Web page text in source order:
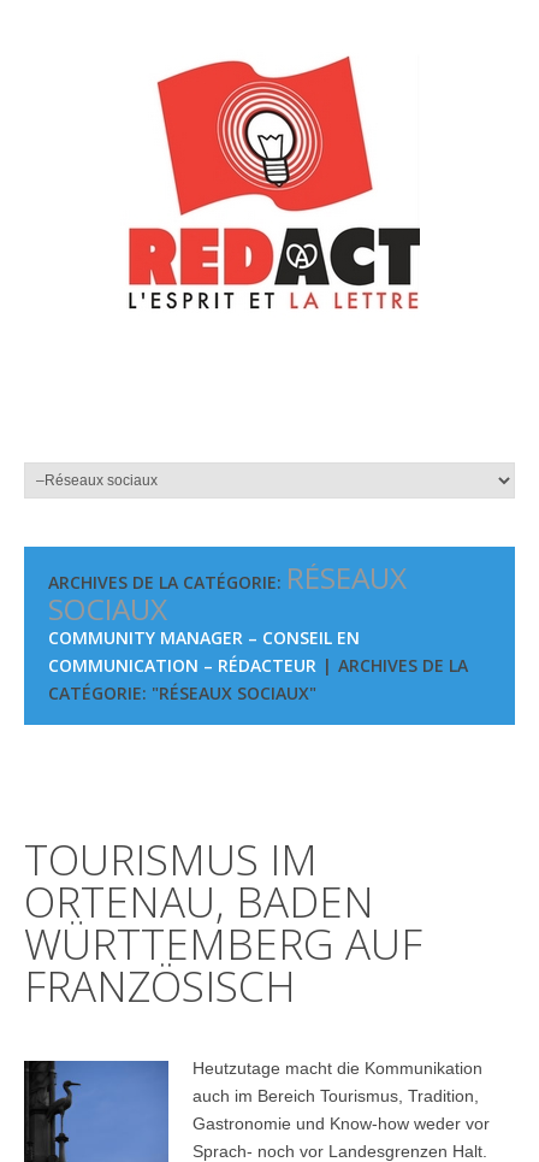
ARCHIVES DE LA CATÉGORIE: RÉSEAUX
SOCIAUX
COMMUNITY MANAGER – CONSEIL EN
COMMUNICATION – RÉDACTEUR
ARCHIVES DE LA
CATÉGORIE: "RÉSEAUX SOCIAUX"
TOURISMUS IM
ORTENAU, BADEN
WÜRTTEMBERG AUF
FRANZÖSISCH
Heutzutage macht die Kommunikation
auch im Bereich Tourismus, Tradition,
Gastronomie und Know-how weder vor
Sprach- noch vor Landesgrenzen Halt.